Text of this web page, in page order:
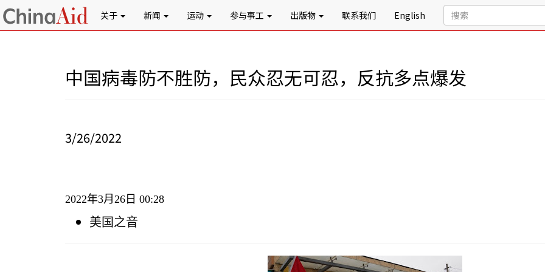
关于 新闻 运动 参与事工 出版物 联系我们 English
中国病毒防不胜防，民众忍无可忍，反抗多点爆发
3/26/2022
2022年3月 26 日 00:28
美国之音